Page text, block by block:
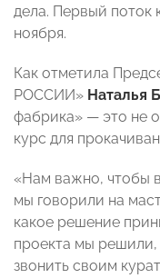
дела. Первый поток
ноября.
Как отметила
РОССИИ» Наталья
фабрика» — это не
курс для
«Нам важно, чтобы
мы говорили на
какое решение
проекта мы
звонить своим